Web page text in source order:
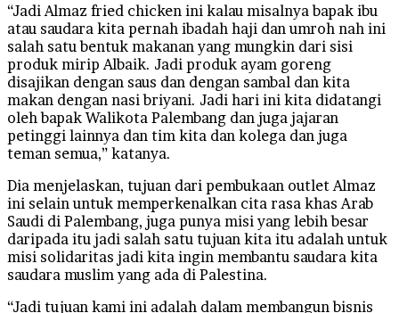
“Jadi Almaz fried chicken ini kalau misalnya bapak ibu
atau saudara kita pernah ibadah haji dan umroh nah ini
salah satu bentuk makanan yang mungkin dari sisi
produk mirip Albaik. Jadi produk ayam goreng
disajikan dengan saus dan dengan sambal dan kita
makan dengan nasi briyani. Jadi hari ini kita didatangi
oleh bapak Walikota Palembang dan juga jajaran
petinggi lainnya dan tim kita dan kolega dan juga
teman semua,” katanya.
Dia menjelaskan, tujuan dari pembukaan outlet Almaz
ini selain untuk memperkenalkan cita rasa khas Arab
Saudi di Palembang, juga punya misi yang lebih besar
daripada itu jadi salah satu tujuan kita itu adalah untuk
misi solidaritas jadi kita ingin membantu saudara kita
saudara muslim yang ada di Palestina.
“Jadi tujuan kami ini adalah dalam membangun bisnis